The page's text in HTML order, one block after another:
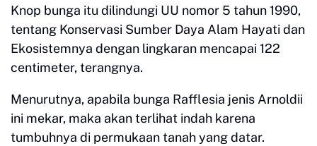
Knop bunga itu dilindungi UU nomor 5 tahun 1990,
tentang Konservasi Sumber Daya Alam Hayati dan
Ekosistemnya dengan lingkaran mencapai 122
centimeter, terangnya.
Menurutnya, apabila bunga Rafflesia jenis Arnoldii
ini mekar, maka akan terlihat indah karena
tumbuhnya di permukaan tanah yang datar.